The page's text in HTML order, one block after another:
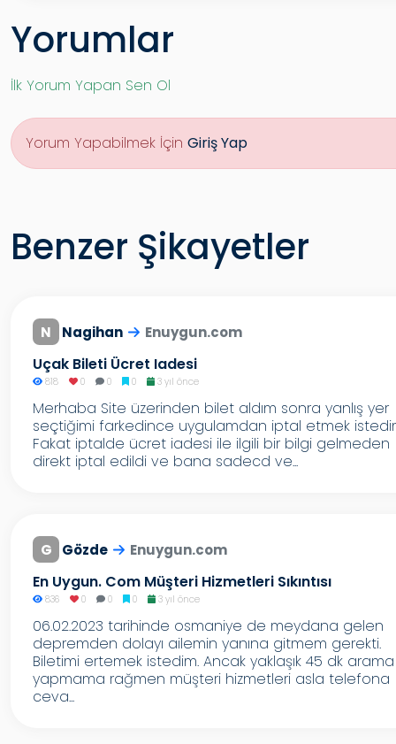
Yorumlar
İlk Yorum Yapan Sen Ol
Yorum Yapabilmek İçin Giriş Yap
Benzer Şikayetler
N Nagihan Enuygun.com
Uçak Bileti Ücret Iadesi
818 0 0 0 3 yıl önce
Merhaba Site üzerinden bilet aldım sonra yanlış yer
seçtiğimi farkedince uygulamdan iptal etmek
Fakat iptalde ücret iadesi ile ilgili bir bilgi gelmeden
direkt iptal edildi ve bana sadecd ve...
G Gözde Enuygun.com
En Uygun. Com Müşteri Hizmetleri Sıkıntısı
836 0 0 0 3 yıl önce
06.02.2023 tarihinde osmaniye de meydana gelen
depremden dolayı ailemin yanına gitmem gerekti.
Biletimi ertemek istedim. Ancak yaklaşık 45 dk arama
yapmama rağmen müşteri hizmetleri asla telefona
ceva...